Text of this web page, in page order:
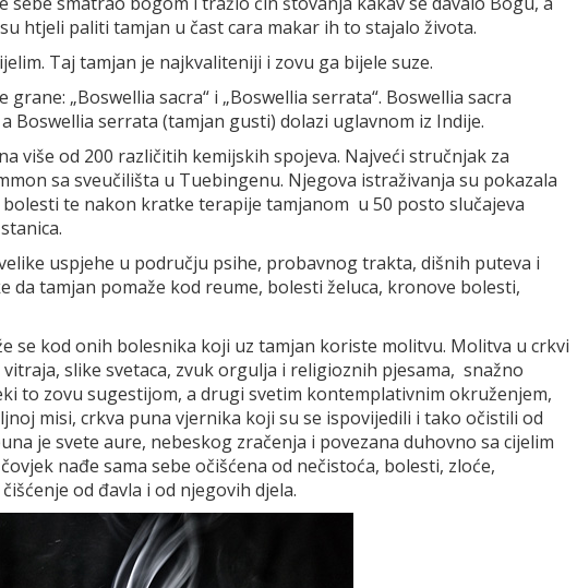
htjeli paliti tamjan u čast cara makar ih to stajalo života.
Taj tamjan je najkvaliteniji i zovu ga bijele suze.
„Boswellia sacra“ i „Boswellia serrata“. Boswellia sacra
Boswellia serrata (tamjan gusti) dolazi uglavnom iz Indije.
više od 200 različitih kemijskih spojeva. Najveći stručnjak za
sa sveučilišta u Tuebingenu. Njegova istraživanja su pokazala
te nakon kratke terapije tamjanom u 50 posto slučajeva
uspjehe u području psihe, probavnog trakta, dišnih puteva i
da tamjan pomaže kod reume, bolesti želuca, kronove bolesti,
se kod onih bolesnika koji uz tamjan koriste molitvu. Molitva u crkvi
slike svetaca, zvuk orgulja i religioznih pjesama, snažno
to zovu sugestijom, a drugi svetim kontemplativnim okruženjem,
misi, crkva puna vjernika koji su se ispovijedili i tako očistili od
je svete aure, nebeskog zračenja i povezana duhovno sa cijelim
nađe sama sebe očišćena od nečistoća, bolesti, zloće,
od đavla i od njegovih djela.